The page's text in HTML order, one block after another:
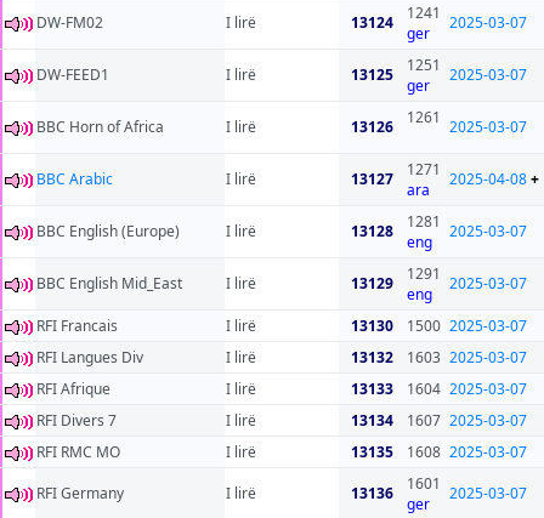
DW-FM02 I lirë 13124
1241
ger
2025-03-07
DW-FEED1 I lirë 13125
1251
ger
2025-03-07
BBC Horn of Africa I lirë 13126 1261 2025-03-07
BBC Arabic I lirë 13127
1271
ara
2025-04-08+
BBC English (Europe) I lirë 13128
1281
eng
2025-03-07
BBC English Mid_East I lirë 13129
1291
eng
2025-03-07
RFI Francais I lirë 13130 1500 2025-03-07
RFI Langues Div
I lirë 13132 1603 2025-03-07
RFI Afrique
I lirë 13133 1604 2025-03-07
RFI Divers 7
I lirë 13134 1607 2025-03-07
RFI RMC MO
I lirë 13135 1608 2025-03-07
RFI Germany
I lirë 13136
1601
ger
2025-03-07